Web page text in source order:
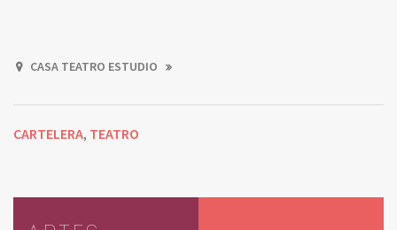
CASA TEATRO ESTUDIO
CARTELERA, TEATRO